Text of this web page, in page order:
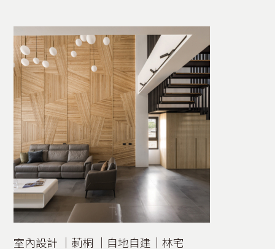
室內設計 │莿桐 │自地自建│林宅